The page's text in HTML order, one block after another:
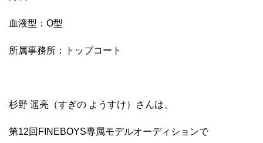
血液型：O型
所属事務所：トップコート
杉野 遥亮（すぎの ようすけ）さんは、
第12回FINEBOYS専属モデルオーディションで